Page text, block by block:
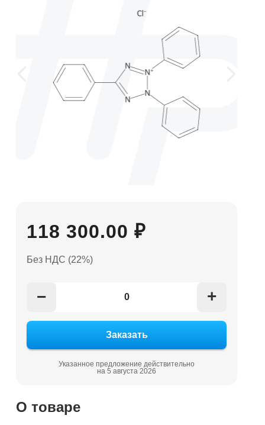
118 300.00 ₽
Без НДС (22%)
− +
Указанное предложение действительно
на 5 августа 2026
О товаре